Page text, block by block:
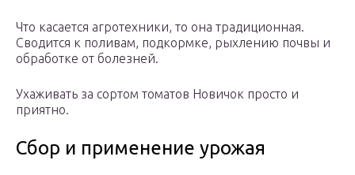
Что касается агротехники, то она традиционная.
Сводится к поливам, подкормке, рыхлению почвы и
обработке от болезней.
Ухаживать за сортом томатов Новичок просто и
приятно.
Сбор и применение урожая